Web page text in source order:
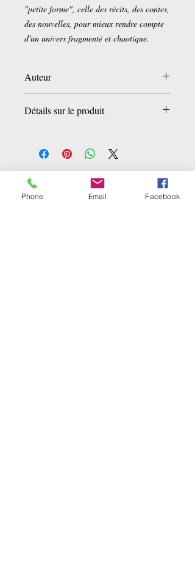
"petite forme", celle des récits, des contes,
des nouvelles, pour mieux rendre compte
d'un univers fragmenté et chaotique.
Auteur
Détails sur le produit
Editeur : Actes Sud (9 septembre 2002)
Collection :Horizons persans
Langue :Français
ISBN-10: 2742739599
ISBN-13: 978-2742739592
Ähnliche Produkte
Phone Email Facebook